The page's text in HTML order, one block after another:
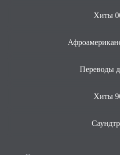
Хиты
Переводы
Хиты